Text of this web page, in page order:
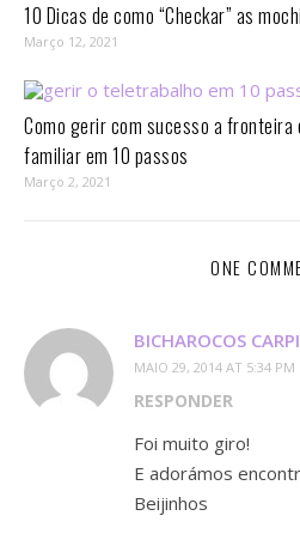
10 Dicas de como “Checkar” as
Março 12, 2021
Como gerir com sucesso a
familiar em 10 passos⁣
Março 2, 2021
ONE
BICHAROCOS
MAIO 29, 2014 AT 5:34 PM
RESPONDER
Foi muito giro!
E adorámos
Beijinhos